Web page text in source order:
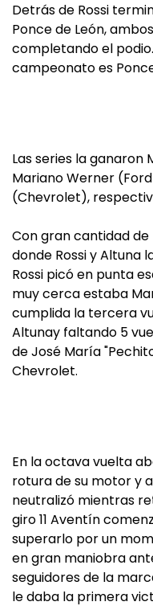
Detrás de Rossi
Ponce de León,
completando el
campeonato es
Las series la
Mariano Werner
(Chevrolet),
Con gran cantidad
donde Rossi y Altuna
Rossi picó en punta
muy cerca estaba
cumplida la tercera
Altunay faltando 5
de José María
Chevrolet.
En la octava vuelta
rotura de su motor y
neutralizó mientras
giro 11 Aventín
superarlo por un
en gran maniobra
seguidores de la
le daba la primera